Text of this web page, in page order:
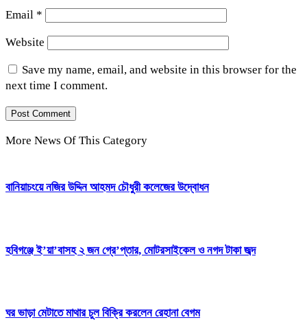
Email *
Website
Save my name, email, and website in this browser for the
next time I comment.
More News Of This Category
বানিয়াচংয়ে নজির উদ্দিন আহমদ চৌধুরী কলেজের উদ্বোধন
হবিগঞ্জে ই’য়া’বাসহ ২ জন গ্রে’প্তার, মোটরসাইকেল ও নগদ টাকা জব্দ
ঘর ভাড়া মেটাতে মাথার চুল বিক্রি করলেন রেহানা বেগম